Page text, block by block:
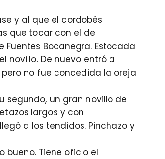
y al que el cordobés
que tocar con el de
Fuentes Bocanegra. Estocada
novillo. De nuevo entró a
no fue concedida la oreja
segundo, un gran novillo de
largos y con
a los tendidos. Pinchazo y
bueno. Tiene oficio el